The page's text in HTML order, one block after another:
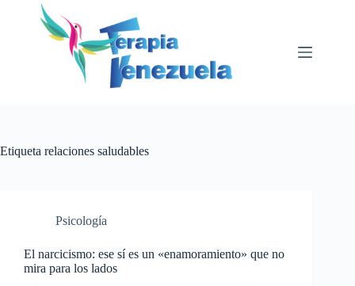
contenido
Etiqueta relaciones saludables
Psicología
El narcicismo: ese sí es un «enamoramiento» que no
mira para los lados